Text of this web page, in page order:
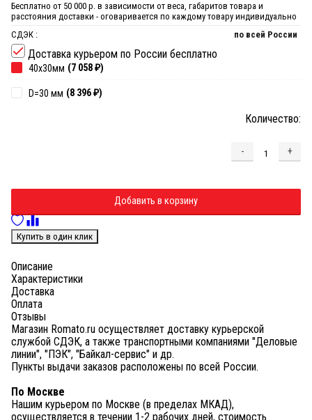
Бесплатно от 50 000 р. в зависимости от веса, габаритов товара и
расстояния доставки - оговаривается по каждому товару индивидуально
СДЭК :
по всей России
Доставка курьером по России бесплатно
40х30мм (7 058₽)
D=30 мм (8 396₽)
Количество:
- +
Добавить в корзину
Купить в один клик
Описание
Характеристики
Доставка
Оплата
Отзывы
Магазин Romato.ru осуществляет доставку курьерской
службой СДЭК, а также транспортными компаниями "Деловые
линии", "ПЭК", "Байкал-сервис" и др.
Пункты выдачи заказов расположены по всей России.
По Москве
Нашим курьером по Москве (в пределах МКАД),
осуществляется в течении 1-2 рабочих дней, стоимость